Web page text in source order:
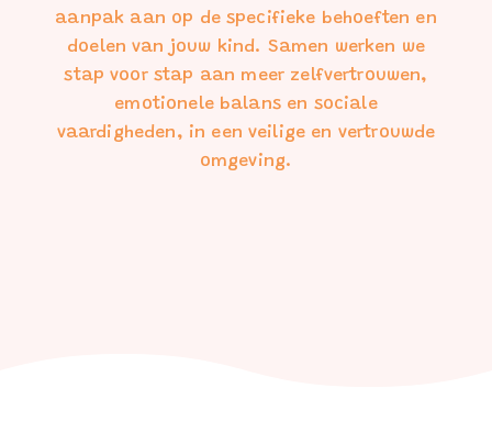
aanpak aan op de specifieke behoeften en
doelen van jouw kind. Samen werken we
stap voor stap aan meer zelfvertrouwen,
emotionele balans en sociale
vaardigheden, in een veilige en vertrouwde
omgeving.